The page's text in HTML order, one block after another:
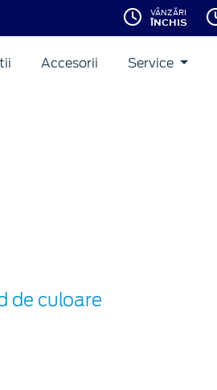
VÂNZĂRI
ÎNCHIS
Accesorii Service
de culoare